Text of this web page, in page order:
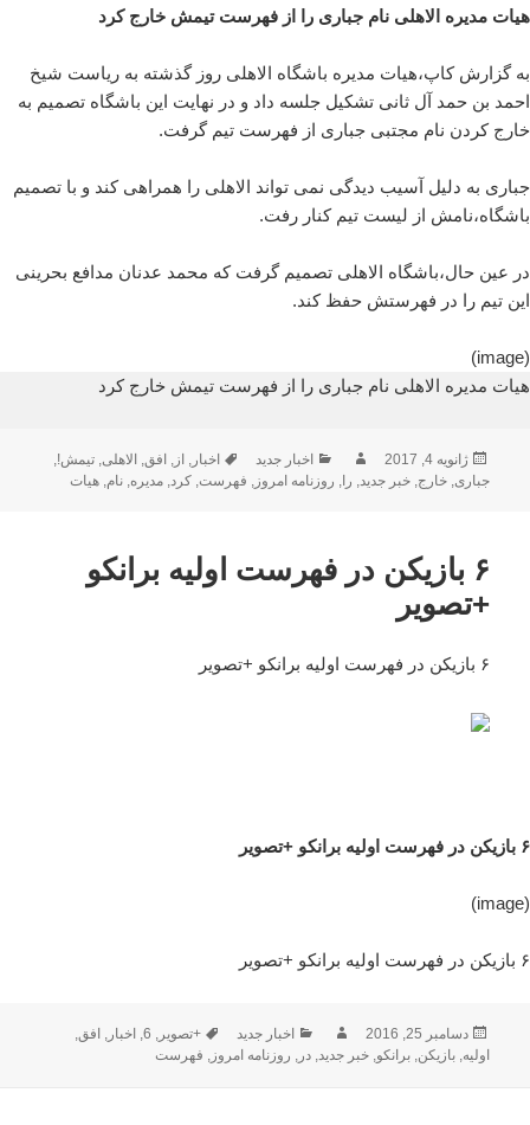
هیات مدیره الاهلی نام جباری را از فهرست تیمش خارج کرد
به گزارش کاپ،هیات مدیره باشگاه الاهلی روز گذشته به ریاست شیخ
احمد بن حمد آل ثانی تشکیل جلسه داد و در نهایت این باشگاه تصمیم به
خارج کردن نام مجتبی جباری از فهرست تیم گرفت.
جباری به دلیل آسیب دیدگی نمی تواند الاهلی را همراهی کند و با تصمیم
باشگاه،نامش از لیست تیم کنار رفت.
در عین حال،باشگاه الاهلی تصمیم گرفت که محمد عدنان مدافع بحرینی
این تیم را در فهرستش حفظ کند.
(image)
هیات مدیره الاهلی نام جباری را از فهرست تیمش خارج کرد
ارسال
شده
ژانویه 4, 2017 نویسندهدسته‌ها
اخبار جدید برچسب‌ها
اخبار, از, افق, الاهلی,تیمش!,
جباری,خارج,خبر جدید, را, روزنامه امروز, فهرست,کرد,مدیره,نام,هیات
۶ بازیکن در فهرست اولیه برانکو
+تصویر
۶ بازیکن در فهرست اولیه برانکو +تصویر
۶ بازیکن در فهرست اولیه برانکو +تصویر
(image)
۶ بازیکن در فهرست اولیه برانکو +تصویر
ارسال
شده
دسامبر 25, 2016 نویسندهدسته‌ها
اخبار جدید برچسب‌ها
+تصویر,
6
, اخبار, افق,
اولیه,بازیکن,برانکو,خبر جدید,در, روزنامه امروز, فهرست